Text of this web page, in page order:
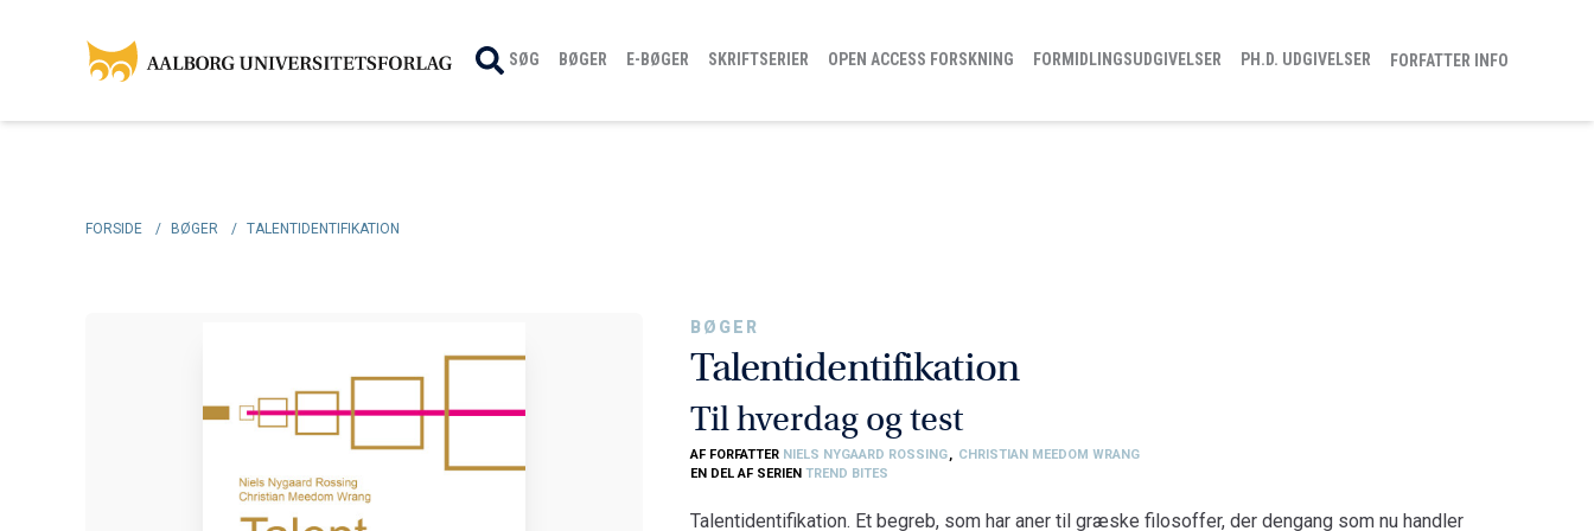
SØG BØGER E-BØGER SKRIFTSERIER OPEN ACCESS FORSKNING FORMIDLINGSUDGIVELSER PH.D. UDGIVELSER FORFATTER INFO
FORSIDE / BØGER / TALENTIDENTIFIKATION
BØGER
Talentidentifikation
Til hverdag og test
AF FORFATTER NIELS NYGAARD ROSSING, CHRISTIAN MEEDOM WRANG
EN DEL AF SERIENTREND BITES
Talentidentifikation. Et begreb, som har aner til græske filosoffer, der dengang som nu handler